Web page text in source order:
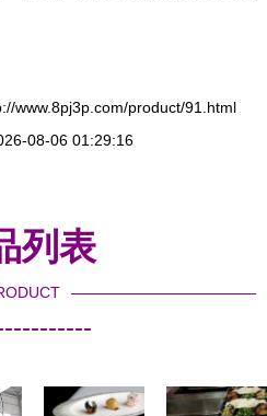
www.8pj3p.com/product/91.html
08-06 01:29:16
列表